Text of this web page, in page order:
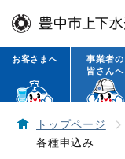
お客さまへ
事業者の
皆さんへ
トップページ
各種申込み